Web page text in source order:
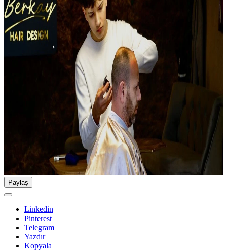
Paylaş
Linkedin
Pinterest
Telegram
Yazdır
Kopyala